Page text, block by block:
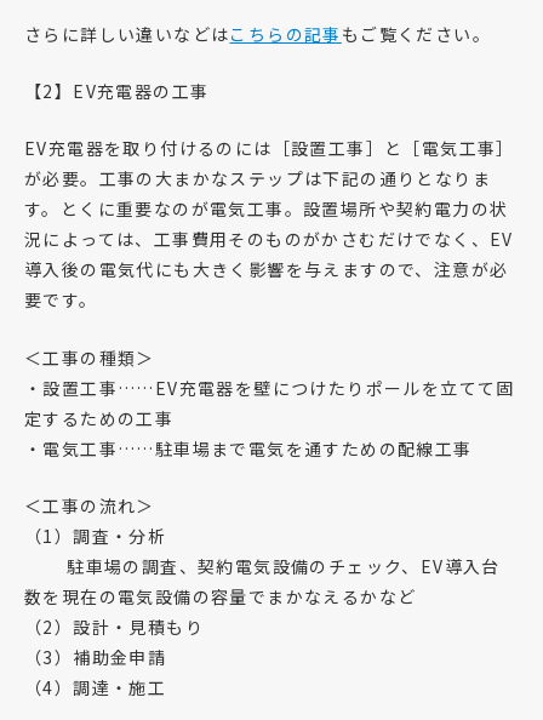
さらに詳しい違いなどはこちらの記事 もご覧ください。
【2】EV充電器の工事
EV充電器を取り付けるのには［設置工事］と［電気工事］
が必要。工事の大まかなステップは下記の通りとなりま
す。とくに重要なのが電気工事。設置場所や契約電力の状
況によっては、工事費用そのものがかさむだけでなく、EV
導入後の電気代にも大きく影響を与えますので、注意が必
要です。
＜工事の種類＞
・設置工事……EV充電器を壁につけたりポールを立てて固
定するための工事
・電気工事……駐車場まで電気を通すための配線工事
＜工事の流れ＞
（1）調査・分析
駐車場の調査、契約電気設備のチェック、EV導入台
数を現在の電気設備の容量でまかなえるかなど
（2）設計・見積もり
（3）補助金申請
（4）調達・施工